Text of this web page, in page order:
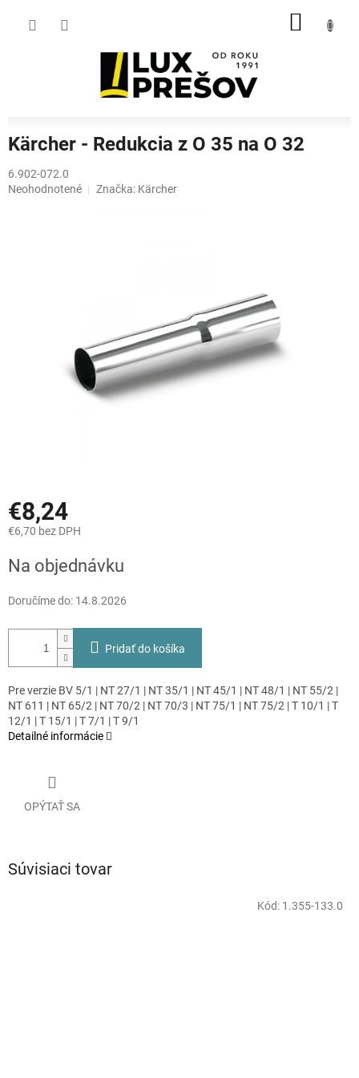
Kärcher - Redukcia z O 35 na O 32
6.902-072.0
Priemerné
Neohodnotené Značka: Kärcher
€8,24
€6,70 bez DPH
cena:
Na objednávku
Doručíme do: 14.8.2026
Pridať do košíka
Pre verzie BV 5/1 | NT 27/1 | NT 35/1 | NT 45/1 | NT 48/1 | NT 55/2 |
NT 611 | NT 65/2 | NT 70/2 | NT 70/3 | NT 75/1 | NT 75/2 | T 10/1 | T
12/1 | T 15/1 | T 7/1 | T 9/1
Detailné informácie
OPÝTAŤ SA
Súvisiaci tovar
Kód: 1.355-133.0